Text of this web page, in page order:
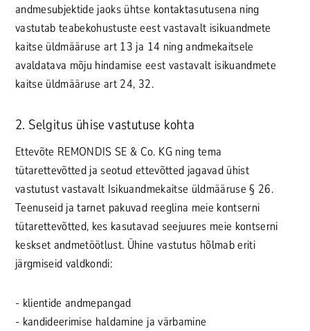
andmesubjektide jaoks ühtse kontaktasutusena ning
vastutab teabekohustuste eest vastavalt isikuandmete
kaitse üldmääruse art 13 ja 14 ning andmekaitsele
avaldatava mõju hindamise eest vastavalt isikuandmete
kaitse üldmääruse art 24, 32.
2. Selgitus ühise vastutuse kohta
Ettevõte REMONDIS SE & Co. KG ning tema
tütarettevõtted ja seotud ettevõtted jagavad ühist
vastutust vastavalt Isikuandmekaitse üldmääruse § 26.
Teenuseid ja tarnet pakuvad reeglina meie kontserni
tütarettevõtted, kes kasutavad seejuures meie kontserni
keskset andmetöötlust. Ühine vastutus hõlmab eriti
järgmiseid valdkondi:
- klientide andmepangad
- kandideerimise haldamine ja värbamine